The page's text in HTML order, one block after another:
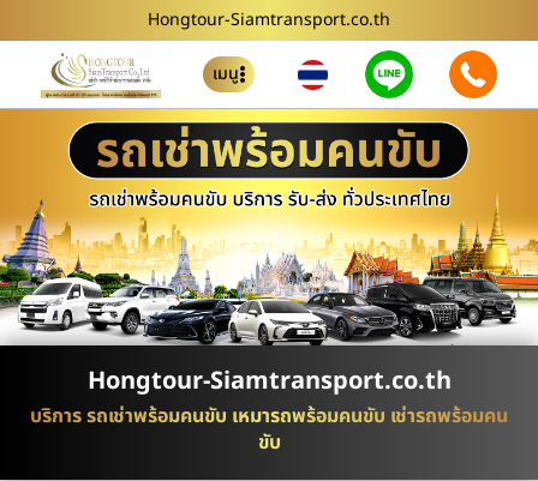
Hongtour-Siamtransport.co.th
เมนู
Hongtour-Siamtransport.co.th
บริการ รถเช่าพร้อมคนขับ เหมารถพร้อมคนขับ เช่ารถพร้อมคน
ขับ